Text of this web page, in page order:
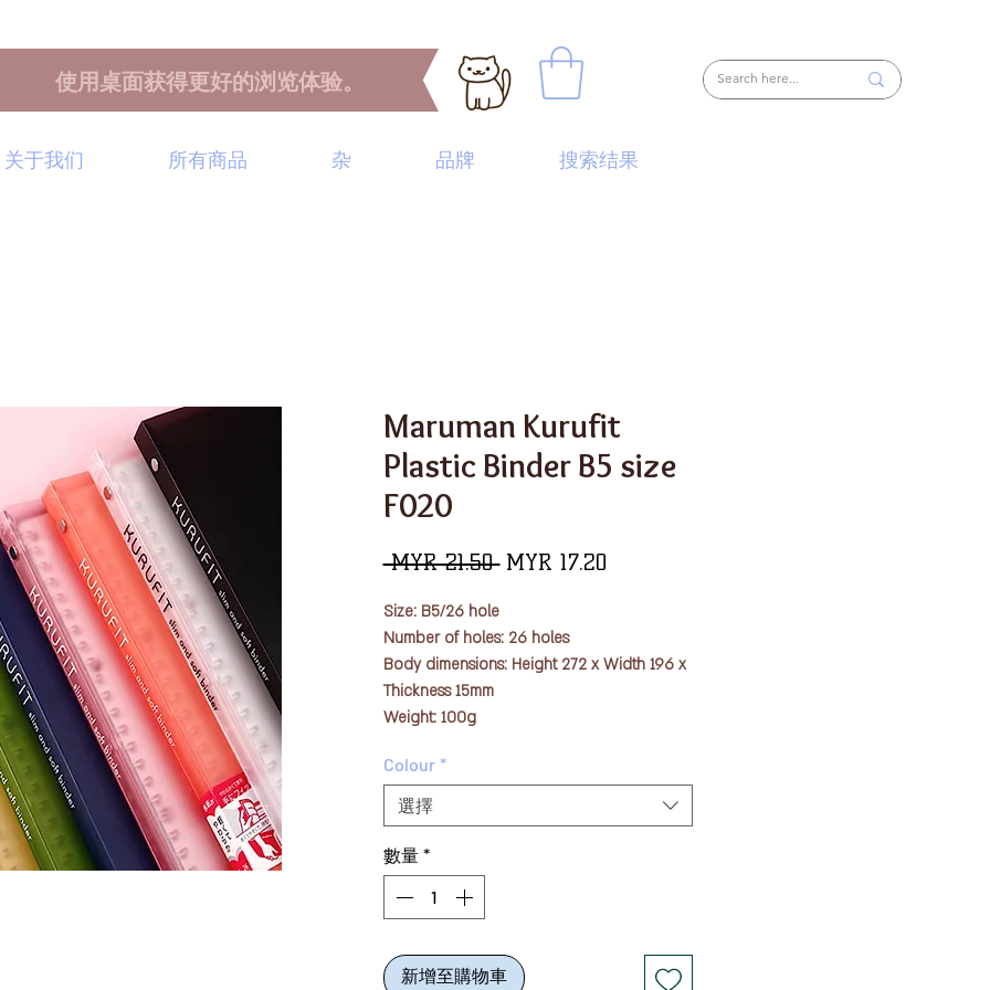
使用桌面获得更好的浏览体验。
关于我们 所有商品 杂 品牌 搜索结果
Maruman Kurufit
Plastic Binder B5 size
F020
MYR 21.50 一
價
格
MYR 17.20促
Size: B5/26 hole
Number of holes: 26 holes
Body dimensions: Height 272 x Width 196 x
Thickness 15mm
Weight: 100g
Standard storage capacity: 60 pieces
Type of border: 6mm ruled loose leaf
Text: 10 sheets
Paper (paper type): Writing paper 80g/
Fits softly in your hand!
cover.
Easy to use and convenient to carry.
Colour *
選擇
數量 *
新增至購物車